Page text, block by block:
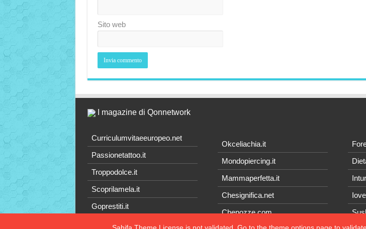
Sito web
I magazine di Qonnetwork
Curriculumvitaeeuropeo.net
Passionetattoo.it
Troppodolce.it
Scoprilamela.it
Goprestiti.it
Okceliachia.it
Mondopiercing.it
Mammaperfetta.it
Chesignifica.net
Chenozze.com